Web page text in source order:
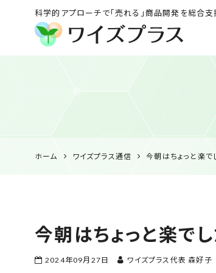
科学的アプローチで「売れる」商品開発を総合支
HACCP衛生管理・食
品表示の専門コンサ
ホーム ワイズプラス通信 今朝はちょっと楽で
今朝はちょっと楽で
2024年09月27日 ワイズプラス代表 森好子